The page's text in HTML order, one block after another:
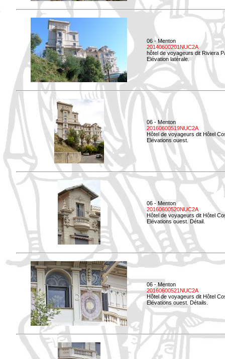
06 - Menton
20140600201NUC2A
hôtel de voyageurs dit Riviera
Elévation latérale.
06 - Menton
20160600519NUC2A
Hôtel de voyageurs dit Hôtel
Elévations ouest.
06 - Menton
20160600520NUC2A
Hôtel de voyageurs dit Hôtel
Elévations ouest. Détail.
06 - Menton
20160600521NUC2A
Hôtel de voyageurs dit Hôtel
Elévations ouest. Détails.